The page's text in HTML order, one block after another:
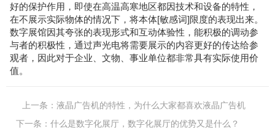
好的保护作用，即使在高温高寒地区都因技术和设备的特性，
在不展示实际物体的情况下，将本体[敏感词]限度的表现出来。
数字展馆因其夸张的表现形式和互动体验性，能积极的调动参
与者的积极性，通过声光电将需要展示的内容更好的传达给参
观者，因此对于企业、文物、事业单位都非常具有实际使用价
值。
上一条： 液晶广告机的特性，为什么大家都喜欢液晶广告机
下一条： 什么是数字化展厅，数字化展厅的优势又是什么？